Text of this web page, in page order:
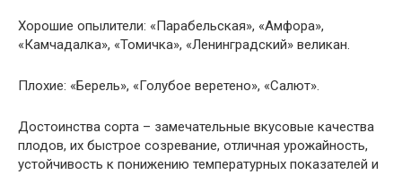
Хорошие опылители: «Парабельская», «Амфора»,
«Камчадалка», «Томичка», «Ленинградский» великан.
Плохие: «Берель», «Голубое веретено», «Салют».
Достоинства сорта – замечательные вкусовые качества
плодов, их быстрое созревание, отличная урожайность,
устойчивость к понижению температурных показателей и